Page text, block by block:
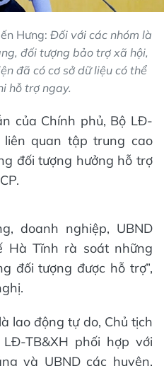
Hưng: Đối với các nhóm là
đối tượng bảo trợ xã hội,
đã có cơ sở dữ liệu có thể
hỗ trợ ngay.
của Chính phủ, Bộ LĐ-
liên quan tập trung cao
đối tượng hưởng hỗ trợ
doanh nghiệp, UBND
Hà Tĩnh rà soát những
đối tượng được hỗ trợ”,
lao động tự do, Chủ tịch
TB&XH phối hợp với
và UBND các huyện,